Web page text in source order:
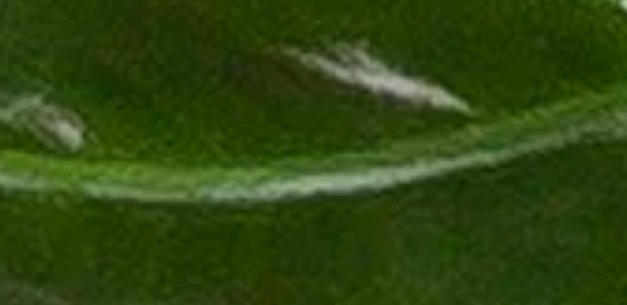
Australien, tropisches und subtropisches Asien
Familie
Aronstabgewächse (Aracea)
Standort
heller bis halbschattiger Standort
Reinheit und Glück